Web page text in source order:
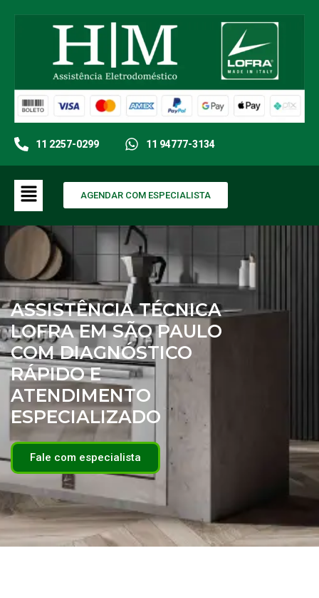
11 2257-0299 11 94777-3134
AGENDAR COM ESPECIALISTA
ASSISTÊNCIA TÉCNICA
LOFRA EM SÃO PAULO
COM DIAGNÓSTICO
RÁPIDO E
ATENDIMENTO
ESPECIALIZADO
Fale com especialista